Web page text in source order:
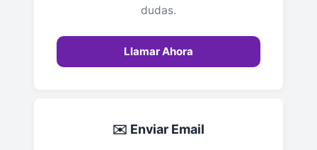
dudas.
Llamar Ahora
✉️ Enviar Email